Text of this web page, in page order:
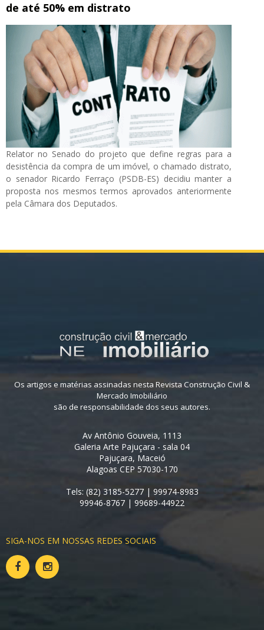
de até 50% em distrato
Relator no Senado do projeto que define regras para a
desistência da compra de um imóvel, o chamado distrato,
o senador Ricardo Ferraço (PSDB-ES) decidiu manter a
proposta nos mesmos termos aprovados anteriormente
pela Câmara dos Deputados.
Os artigos e matérias assinadas nesta Revista Construção Civil &
Mercado Imobiliário
são de responsabilidade dos seus autores.
Av Antônio Gouveia, 1113
Galeria Arte Pajuçara - sala 04
Pajuçara, Maceió
Alagoas CEP 57030-170
Tels: (82) 3185-5277 | 99974-8983
99946-8767 | 99689-44922
SIGA-NOS EM NOSSAS REDES SOCIAIS